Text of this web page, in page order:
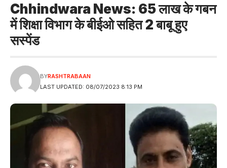
Chhindwara News: 65 लाख के गबन
में शिक्षा विभाग के बीईओ सहित 2 बाबू हुए
सस्पेंड
LAST UPDATED: 08/07/2023 8:13 PM
BYRASHTRABAAN